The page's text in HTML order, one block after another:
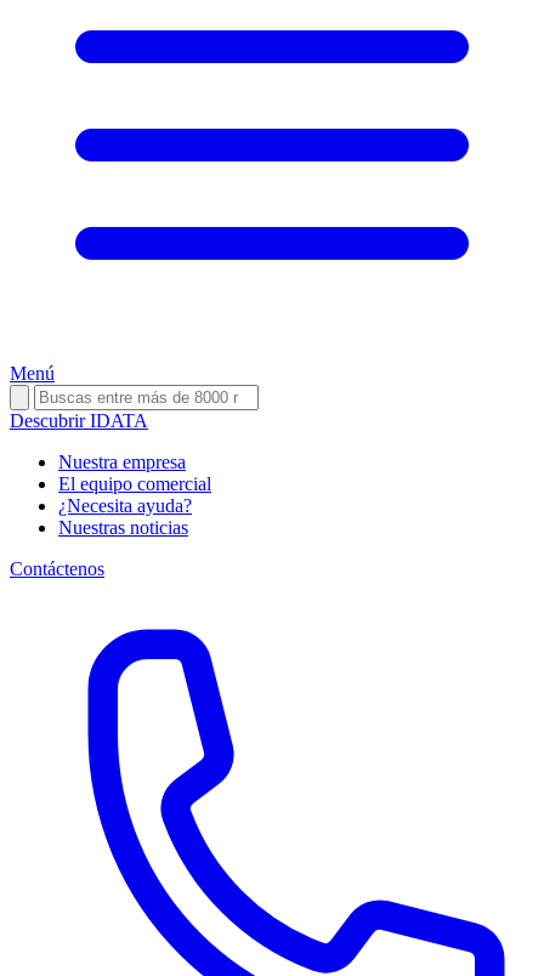
Menú
Descubrir IDATA
Nuestra empresa
El equipo comercial
¿Necesita ayuda?
Nuestras noticias
Contáctenos